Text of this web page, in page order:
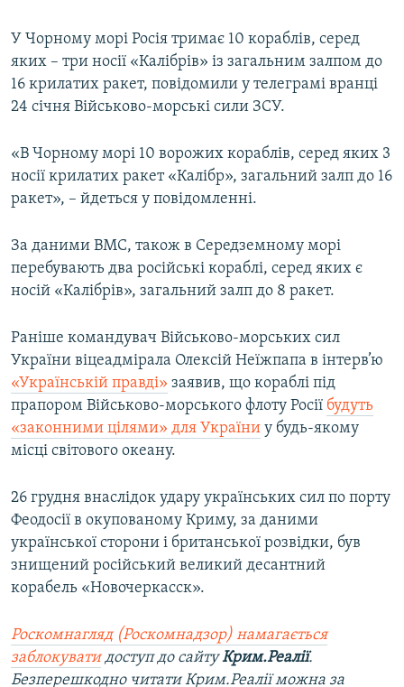
Усі сайти RFE/RL
У Чорному морі Росія тримає 10 кораблів, серед
яких – три носії «Калібрів» із загальним залпом до
16 крилатих ракет, повідомили у телеграмі вранці
24 січня Військово-морські сили ЗСУ.
«В Чорному морі 10 ворожих кораблів, серед яких 3
носії крилатих ракет «Калібр», загальний залп до 16
ракет», – йдеться у повідомленні.
За даними ВМС, також в Середземному морі
перебувають два російські кораблі, серед яких є
носій «Калібрів», загальний залп до 8 ракет.
Раніше командувач Військово-морських сил
України віцеадмірала Олексій Неїжпапа в інтерв’ю
«Українській правді» заявив, що кораблі під
прапором Військово-морського флоту Росії будуть
«законними цілями» для України у будь-якому
місці світового океану.
26 грудня внаслідок удару українських сил по порту
Феодосії в окупованому Криму, за даними
української сторони і британської розвідки, був
знищений російський великий десантний
корабель «Новочеркасск».
Роскомнагляд (Роскомнадзор) намагається
заблокуватидоступ до сайтуКрим.Реалії.
Безперешкодно читати Крим.Реалії можна за